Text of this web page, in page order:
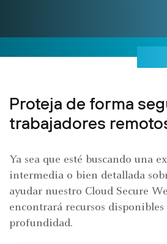
Proteja de forma
trabajadores
Ya sea que esté buscando una
intermedia o bien detallada
ayudar nuestro Cloud Secure
encontrará recursos
profundidad.